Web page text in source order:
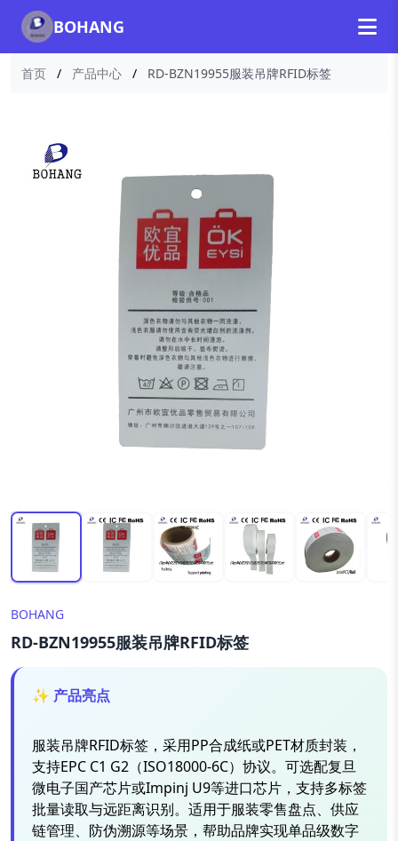
BOHANG
首页 / 产品中心 / RD-BZN19955服装吊牌RFID标签
BOHANG
RD-BZN19955服装吊牌RFID标签
✨ 产品亮点
服装吊牌RFID标签，采用PP合成纸或PET材质封装，
支持EPC C1 G2（ISO18000-6C）协议。可选配复旦
微电子国产芯片或Impinj U9等进口芯片，支持多标签
批量读取与远距离识别。适用于服装零售盘点、供应
链管理、防伪溯源等场景，帮助品牌实现单品级数字